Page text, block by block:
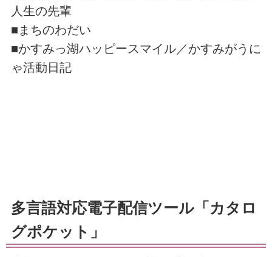
人生の先輩
■まちのわだい
■かすみっ湖ハッピースマイル／かすみがうに
ゃ活動日記
多言語対応電子配信ツール「カタロ
グポケット」